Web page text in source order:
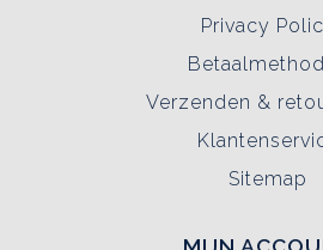
Privacy
Verzenden &
Sitemap